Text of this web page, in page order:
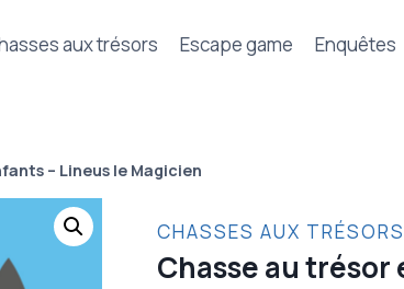
aux trésors Escape game Enquêtes
– Lineus le Magicien
CHASSES AUX
Chasse au trésor